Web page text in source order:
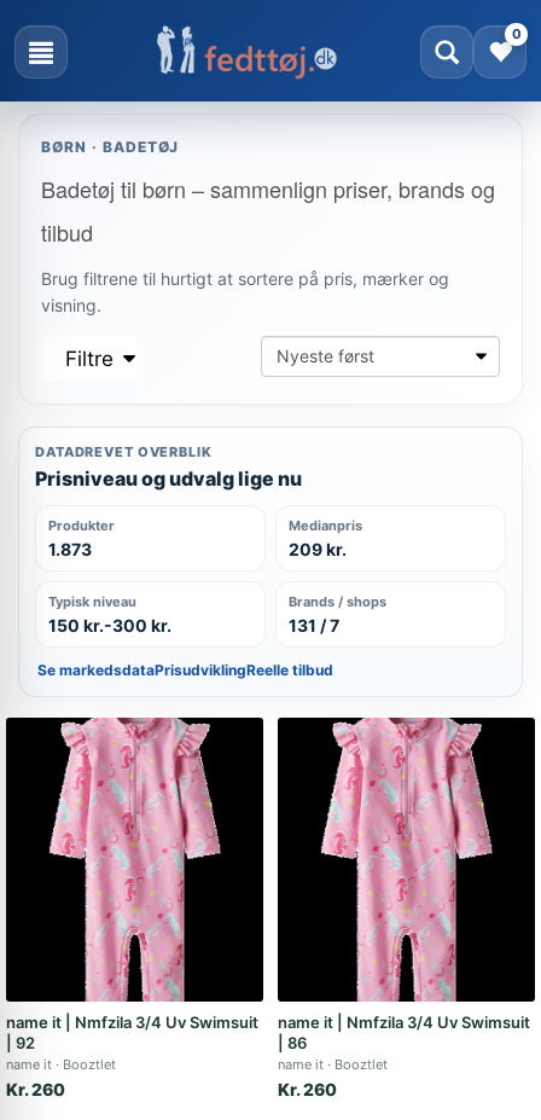
0
BØRN · BADETØJ
Badetøj til børn – sammenlign priser, brands og
tilbud
Brug filtrene til hurtigt at sortere på pris, mærker og
visning.
Filtre
DATADREVET OVERBLIK
Prisniveau og udvalg lige nu
Produkter
1.873
Medianpris
209 kr.
Typisk niveau
150 kr.-300 kr.
Brands / shops
131 / 7
Se markedsdataPrisudviklingReelle tilbud
name it | Nmfzila 3/4 Uv Swimsuit
| 92
name it Booztlet
Kr. 260
name it | Nmfzila 3/4 Uv Swimsuit
| 86
name it Booztlet
Kr. 260